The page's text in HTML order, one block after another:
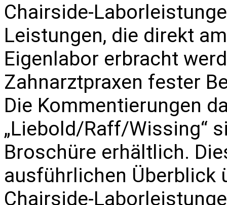
Chairside-
Leistungen, die direkt
Eigenlabor erbracht
Zahnarztpraxen fester
Die Kommentierungen
„Liebold/Raff/Wissing“
Broschüre erhältlich.
ausführlichen Überblick
Chairside-